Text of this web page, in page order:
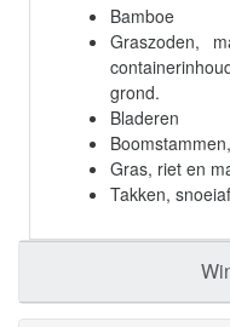
Bamboe
Graszoden,
grond.
Bladeren
Gras, riet en
Takken,